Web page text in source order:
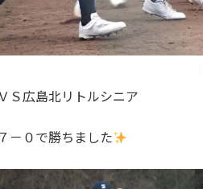
ＶＳ広島北リトルシニア
７－０で勝ちました